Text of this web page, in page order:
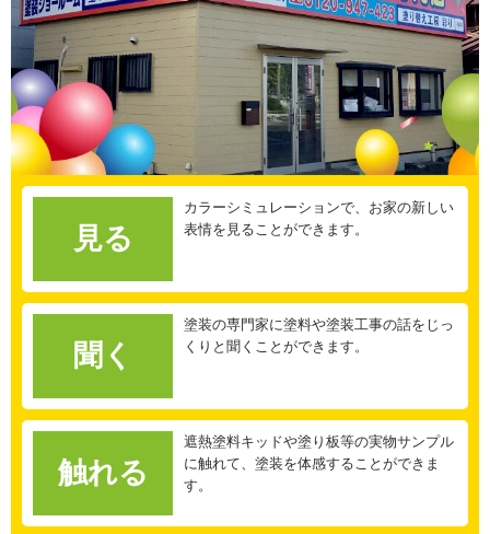
見る
カラーシミュレーションで、お家の新しい
表情を見ることができます。
聞く
塗装の専門家に塗料や塗装工事の話をじっ
くりと聞くことができます。
触れる
遮熱塗料キッドや塗り板等の実物サンプル
に触れて、塗装を体感することができま
す。